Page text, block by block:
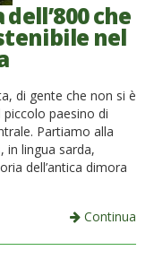
che
nel
di gente che non si è
paesino di
Partiamo alla
in lingua sarda,
dell’antica dimora
Continua